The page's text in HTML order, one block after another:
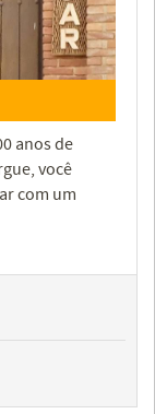
anos de
você
com um